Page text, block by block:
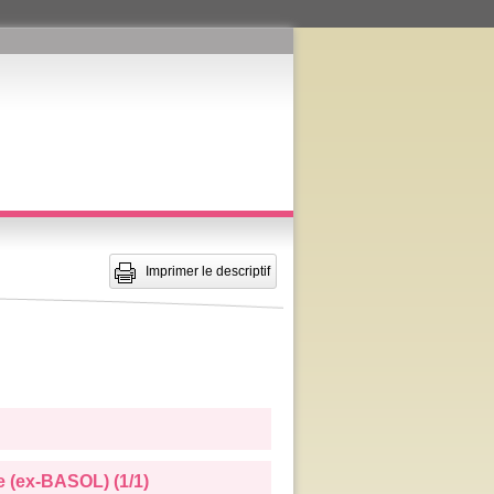
Imprimer le descriptif
BASOL) (1/1)